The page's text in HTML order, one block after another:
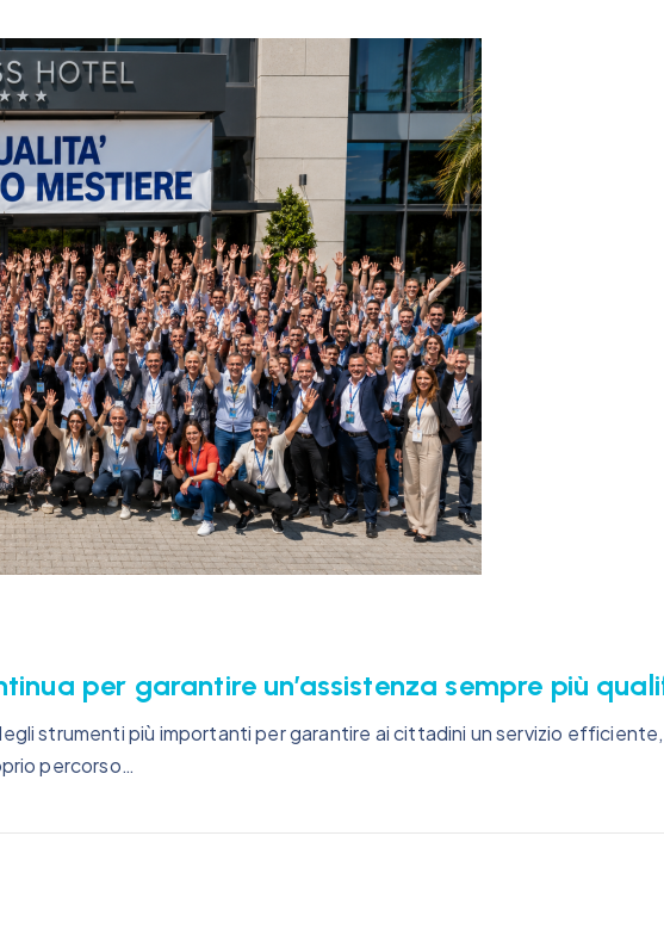
per garantire un’assistenza sempre più
strumenti più importanti per garantire ai cittadini un servizio
percorso…